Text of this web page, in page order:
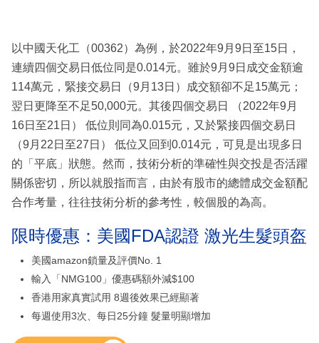
以中國天化工（00362）為例，於2022年9月9日至15日，
連續四個交易日低位同是0.014元。雖於9月9日成交金額逾
114萬元，緊接交易日（9月13日）成交額卻不足15萬元；
翌日更降至不足50,000元。其後四個交易日 （2022年9月
16日至21日） 低位則同為0.015元，又於緊接四個交易日
（9月22日至27日） 低位又回到0.014元，可見是出現多日
的「平底」狀態。然而，技術分析的準確性與交投是否活躍
關係密切，所以就股指而言，由於有股市的總體成交金額配
合作考量，往往技術分析的參考性，較個股的為高。
限時優惠：美國FDA認證 激光生髮頭盔
美國amazon鎖量及評價No. 1
輸入「NMG100」優惠碼額外減$100
香港用家真實試用 8週後效果已經顯著
每週使用3次、每日25分鐘 髮量明顯增加